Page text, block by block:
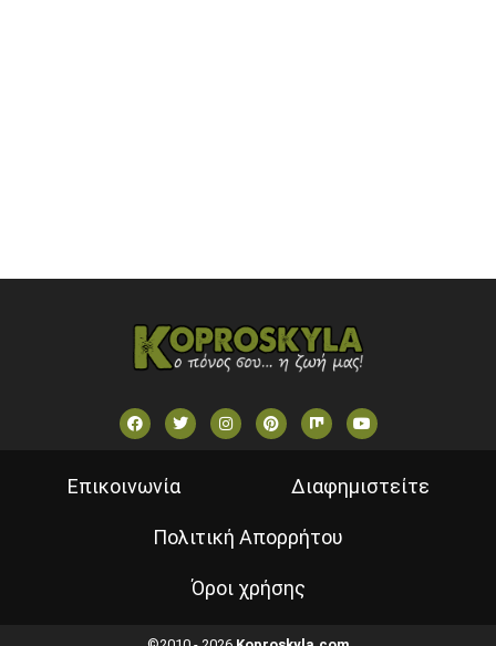
Επικοινωνία Διαφημιστείτε
Πολιτική Απορρήτου
Όροι χρήσης